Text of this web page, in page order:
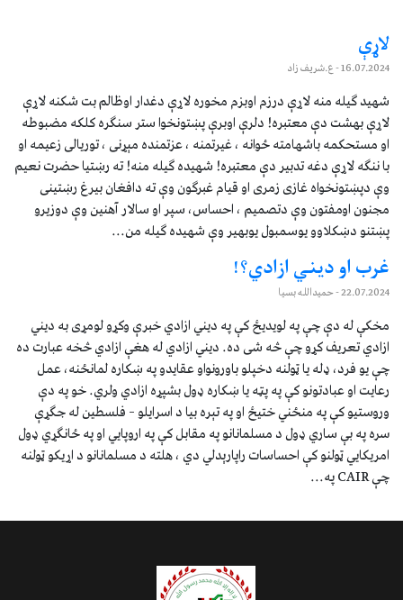
لاړې
16.07.2024- ع.شریف زاد
شهید ګیله منه لاړې درزم اوبزم مخوره لاړې دغدار اوظالم بت شکنه لاړې
لاړې بهشت دې معتبره! دلرې اوبرې پښتونخوا ستر سنګره کلکه مضبوطه
او مستحکمه باشهامته ځوانه ، غیرتمنه ، عزتمنده مېړنی ، توریالی زعیمه او
با ننګه لاړې دغه تدبیر دې معتبره! شهیده ګیله منه! ته رښتیا حضرت نعیم
وې دپښتونخواه غازی زمری او قیام غبرګون وې ته دافغان بیرغ رښتینی
مجنون اومفتون وې دتصمیم ، احساس، سپر او سالار آهنین وې دوزیرو
پښتنو دښکلاوو یوسمبول یوبهیر وې شهیده ګیله من...
غرب او ديني ازادي؟!
22.07.2024- حميدالله بسیا
مخکې له دې چې په لويديځ کې په ديني ازادي خبرې وکړو لومړی به ديني
ازادي تعريف کړو چې څه شی ده. ديني ازادي له هغې ازادي څخه عبارت ده
چې يو فرد، ډله يا ټولنه دخپلو باورونواو عقايدو په ښکاره لمانځنه، عمل
رعايت او عبادتونو کې په پټه يا ښکاره ډول بشپړه ازادي ولري. خو په دې
وروستيو کې په منځني ختيځ او په تېره بيا د اسرايلو – فلسطين له جګړې
سره په بې ساري ډول د مسلمانانو په مقابل کې په اروپايي او په ځانګړي ډول
امریکايي ټولنو کې احساسات راپارېدلي دي ، هلته د مسلمانانو د اړيکو ټولنه
چې CAIR په...